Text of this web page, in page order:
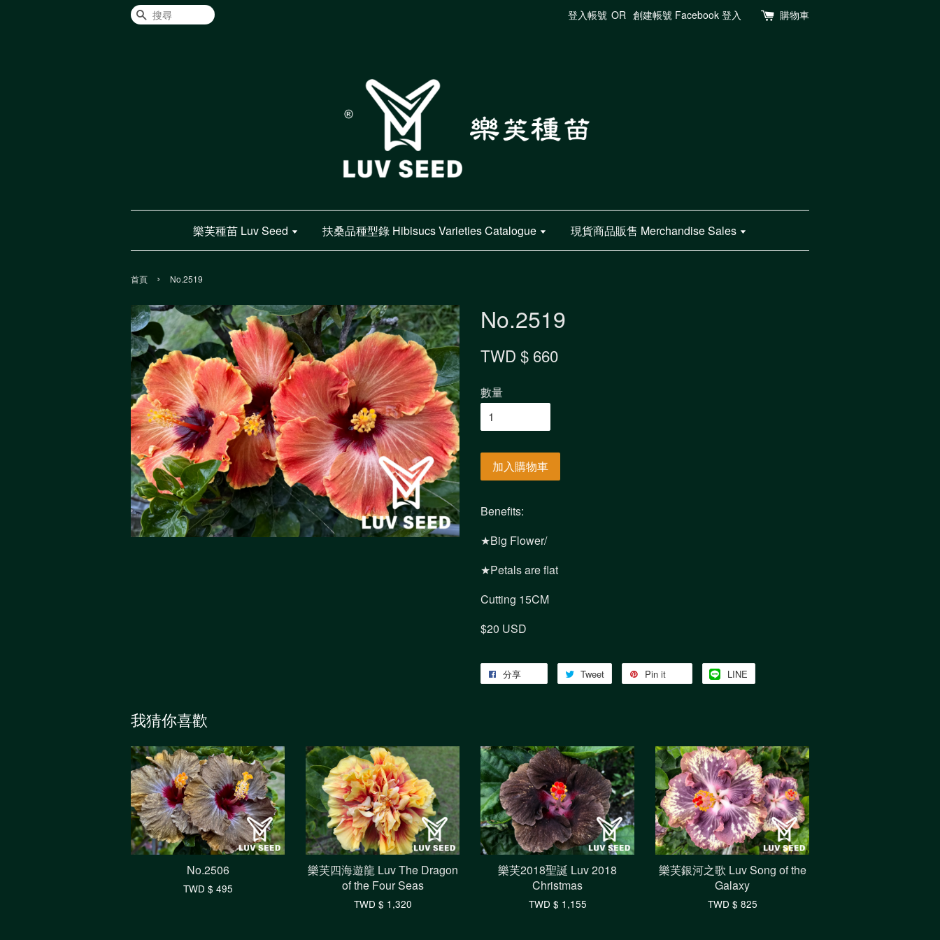
搜尋 登入帳號 OR 創建帳號 Facebook 登入 購物車
樂芙種苗 Luv Seed 扶桑品種型錄 Hibisucs Varieties Catalogue 現貨商品販售 Merchandise Sales
首頁 › No.2519
No.2519
TWD $ 660
數量
加入購物車
Benefits:
★Big Flower/
★Petals are flat
Cutting 15CM
$20 USD
分享 Tweet Pin it LINE
我猜你喜歡
No.2506
TWD $ 495
樂芙四海遊龍 Luv The Dragon
of the Four Seas
TWD $ 1,320
樂芙2018聖誕 Luv 2018
Christmas
TWD $ 1,155
樂芙銀河之歌 Luv Song of the
Galaxy
TWD $ 825